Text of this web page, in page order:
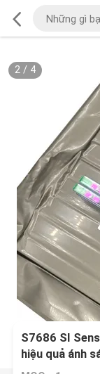
2/ 4
S7686 SI
hiệu quả ánh